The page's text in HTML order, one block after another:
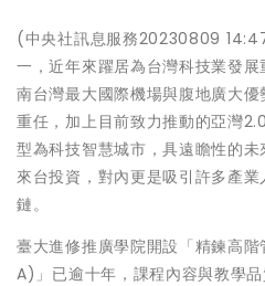
(中央社訊息服務20230809
一，近年來躍居為台灣科技業發展
南台灣最大國際機場與腹地廣大
重任，加上目前致力推動的亞灣
型為科技智慧城市，具遠瞻性的
來台投資，對內更是吸引許多產
鏈。
臺大進修推廣學院開設「精鍊高
A)」已逾十年，課程內容與教學